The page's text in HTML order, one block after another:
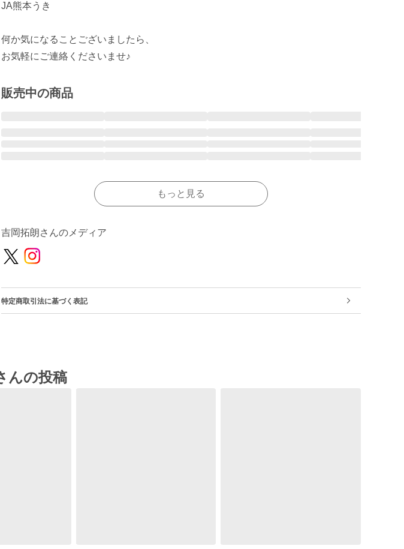
JA熊本うき
何か気になることございましたら、
お気軽にご連絡くださいませ♪
販売中の商品
もっと見る
吉岡拓朗さんのメディア
特定商取引法に基づく表記
んの投稿